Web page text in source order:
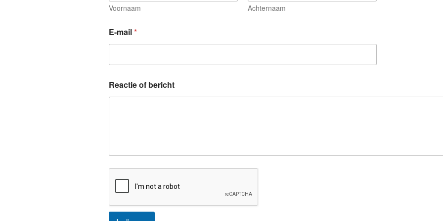
e
c
t
i
o
Voornaam Achternaam
E-mail*
Reactie of bericht